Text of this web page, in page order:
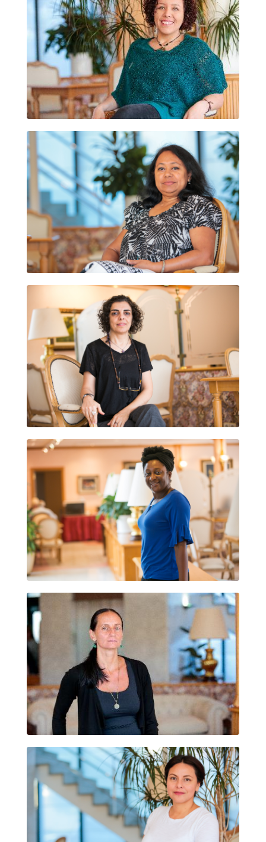
PAOLA A. UPARELLA REYES
SUPRITI DHAR
PARVIN ARDALAN
COURTNEY CARLISS YOUNG
IRINA POLESHCHUK